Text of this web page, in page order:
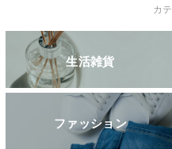
カ
生活雑貨
ファッション